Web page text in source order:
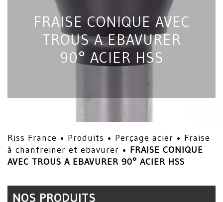
FRAISE CONIQUE AVEC
TROUS A EBAVURER
90° ACIER HSS
Riss France • Produits • Perçage acier • Fraise
à chanfreiner et ebavurer • FRAISE CONIQUE
AVEC TROUS A EBAVURER 90° ACIER HSS
NOS PRODUITS